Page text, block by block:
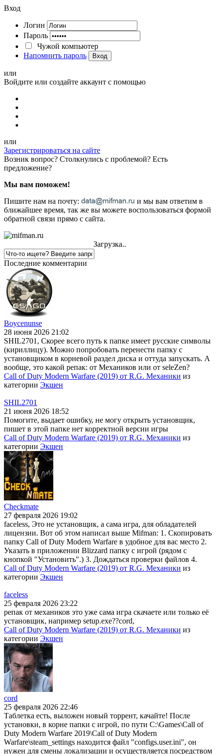
Вход
Логин
Пароль
Чужой компьютер
Напомнить пароль
Вход
или
Войдите или создайте аккаунт с помощью
или
Зарегистрироваться на сайте
Возник вопрос? Столкнулись с проблемой? Есть
предложение?
Мы вам поможем!
Пишите нам на почту:
и мы вам ответим в
ближайшее время, так же вы можете воспользоваться формой
обратной связи прямо с сайта.
Загрузка..
Последние комментарии
Boycenunse
28 июня 2026 21:02
SHIL2701, Скорее всего путь к папке имеет русские символы
(кириллицу). Можно попробовать перенести папку с
установщиком в корневой раздел диска и оттуда запускать. А
вообще, это какой репак: от Механиков или от seleZen?
Call of Duty Modern Warfare (2019) от R.G. Механики из
категории Экшен
SHIL2701
21 июня 2026 18:52
Помогите, выдает ошибку, не могу открыть установщик,
пишет в этой папке нет корректной версии игры
Call of Duty Modern Warfare (2019) от R.G. Механики из
категории Экшен
Checkmate
27 февраля 2026 19:02
faceless, Это не установщик, а сама игра, для обладателей
лицензии. Вот об этом написал выше Mifman: 1. Скопировать
папку Call of Duty Modern Warfare в удобное для вас место 2.
Указать в приложении Blizzard папку с игрой (рядом с
кнопкой "Установить".) 3. Дождаться проверки файлов 4.
Call of Duty Modern Warfare (2019) от R.G. Механики из
категории Экшен
faceless
25 февраля 2026 23:22
репак от механиков это уже сама игра скачаете или только её
установщик, например setup.exe??cord,
Call of Duty Modern Warfare (2019) от R.G. Механики из
категории Экшен
cord
25 февраля 2026 22:46
Таблетка есть, выложен новый торрент, качайте! После
установки, в корне папки с игрой, по пути C:\Games\Call of
Duty Modern Warfare 2019\Call of Duty Modern
Warfare\steam_settings находится файл "configs.user.ini", он
нужен для смены локализации и осуществляется посредством